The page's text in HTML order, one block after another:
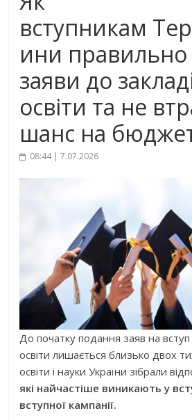
вступникам
ини правильно
заяви до
освіти та не
шанс на
08:44 | 7.07.2026
До початку подання заяв на
освіти лишається близько двох
освіти і науки України зібрали
які найчастіше виникають у
вступної кампанії.